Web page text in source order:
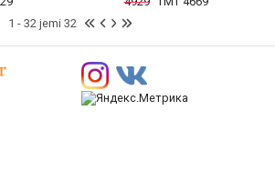
1 - 32 jemi 32